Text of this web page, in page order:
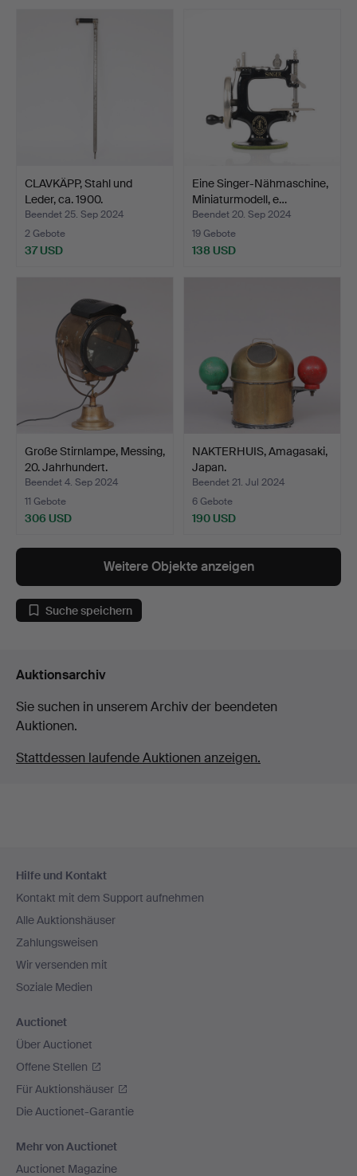
CLAVKÄPP, Stahl und
Leder, ca. 1900.
Beendet 25. Sep 2024
2 Gebote
37 USD
Eine Singer-Nähmaschine,
Miniaturmodell, e…
Beendet 20. Sep 2024
19 Gebote
138 USD
Große Stirnlampe, Messing,
20. Jahrhundert.
Beendet 4. Sep 2024
11 Gebote
306 USD
NAKTERHUIS, Amagasaki,
Japan.
Beendet 21. Jul 2024
6 Gebote
190 USD
Weitere Objekte anzeigen
Suche speichern
Auktionsarchiv
Sie suchen in unserem Archiv der beendeten
Auktionen.
Stattdessen laufende Auktionen anzeigen.
Navigation
Hilfe und Kontakt
Kontakt mit dem Support aufnehmen
Alle Auktionshäuser
Zahlungsweisen
Wir versenden mit
Soziale Medien
Auctionet
Über Auctionet
Offene Stellen
Für Auktionshäuser
Die Auctionet-Garantie
Mehr von Auctionet
Auctionet Magazine